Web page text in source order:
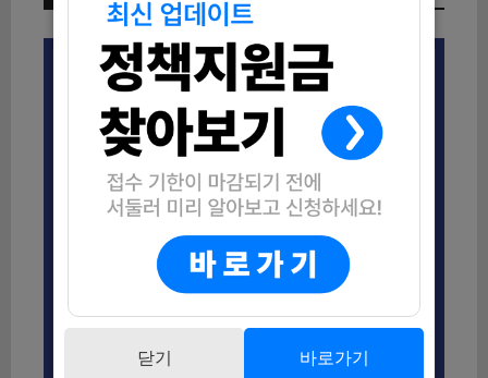
닫기 바로가기